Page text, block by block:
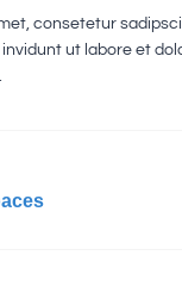
consetetur
ut labore et